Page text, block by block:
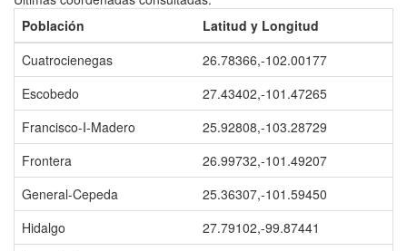
Población
Latitud y Longitud
Cuatrocienegas
26.78366,-102.00177
Escobedo
27.43402,-101.47265
Francisco-I-Madero
25.92808,-103.28729
Frontera
26.99732,-101.49207
General-Cepeda
25.36307,-101.59450
Hidalgo
27.79102,-99.87441